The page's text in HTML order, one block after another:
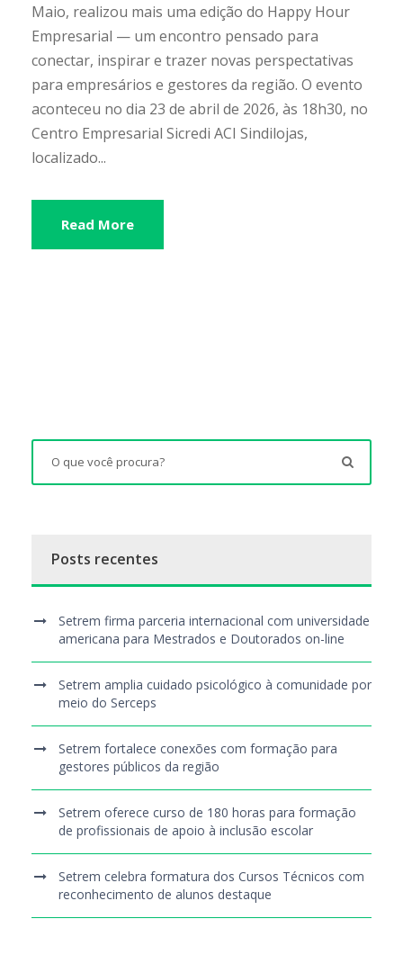
Maio, realizou mais uma edição do Happy Hour
Empresarial — um encontro pensado para
conectar, inspirar e trazer novas perspectativas
para empresários e gestores da região. O evento
aconteceu no dia 23 de abril de 2026, às 18h30, no
Centro Empresarial Sicredi ACI Sindilojas,
localizado...
Read More
Posts recentes
Setrem firma parceria internacional com universidade
americana para Mestrados e Doutorados on-line
Setrem amplia cuidado psicológico à comunidade por
meio do Serceps
Setrem fortalece conexões com formação para
gestores públicos da região
Setrem oferece curso de 180 horas para formação
de profissionais de apoio à inclusão escolar
Setrem celebra formatura dos Cursos Técnicos com
reconhecimento de alunos destaque